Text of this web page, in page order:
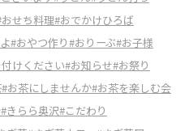
せち料理#おでかけひろば
#おやつ作り#おりーぶ#お子様
けください#お知らせ#お祭り
#お茶にしませんか#お茶を楽しむ会
#きらら奥沢#こだわり